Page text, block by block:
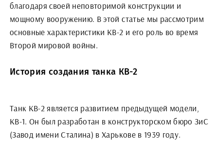
благодаря своей неповторимой конструкции и
мощному вооружению. В этой статье мы рассмотрим
основные характеристики КВ-2 и его роль во время
Второй мировой войны.
История создания танка КВ-2
Танк КВ-2 является развитием предыдущей модели,
КВ-1. Он был разработан в конструкторском бюро ЗиС
(Завод имени Сталина) в Харькове в 1939 году.